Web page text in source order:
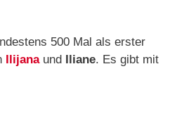
500 Mal als erster
Ilijanaund Iliane. Es gibt mit